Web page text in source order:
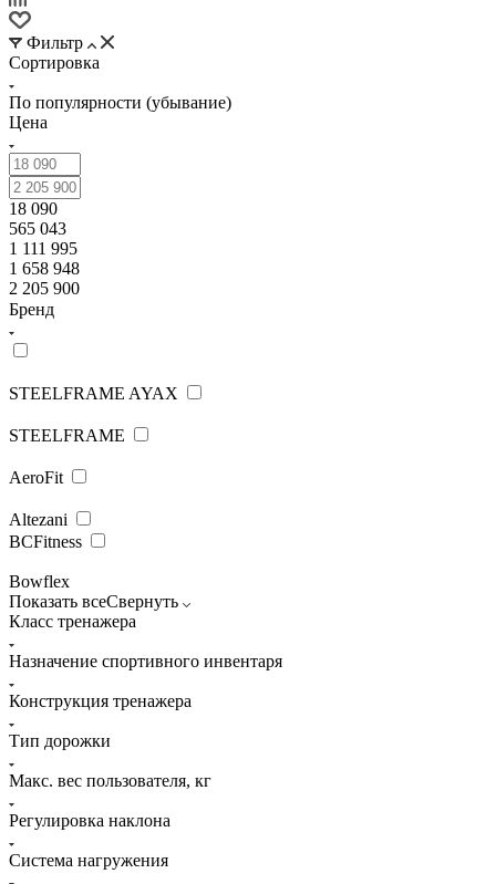
Фильтр
Сортировка
По популярности (убывание)
Цена
18 090
565 043
1 111 995
1 658 948
2 205 900
Бренд
STEELFRAME AYAX
STEELFRAME
AeroFit
Altezani
BCFitness
Bowflex
Показать всеСвернуть
Класс тренажера
Назначение спортивного инвентаря
Конструкция тренажера
Тип дорожки
Макс. вес пользователя, кг
Регулировка наклона
Система нагружения